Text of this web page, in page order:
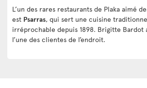
L’un des rares restaurants de Plaka aimé
est Psarras, qui sert une cuisine
irréprochable depuis 1898. Brigitte Bardot
l’une des clientes de l’endroit.